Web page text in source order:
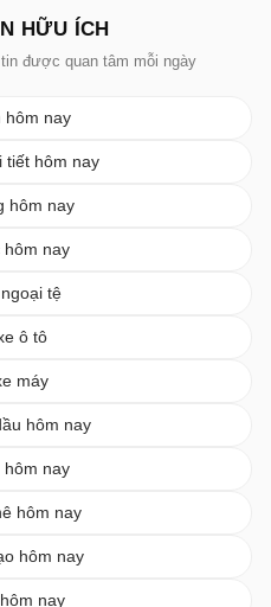
HỮU ÍCH
được quan tâm mỗi ngày
hôm nay
tiết hôm nay
hôm nay
hôm nay
tệ
ô tô
máy
hôm nay
hôm nay
hôm nay
hôm nay
nay